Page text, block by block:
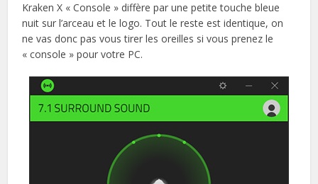
Kraken X « Console » diffère par une petite touche bleue
nuit sur l’arceau et le logo. Tout le reste est identique, on
ne vas donc pas vous tirer les oreilles si vous prenez le
« console » pour votre PC.